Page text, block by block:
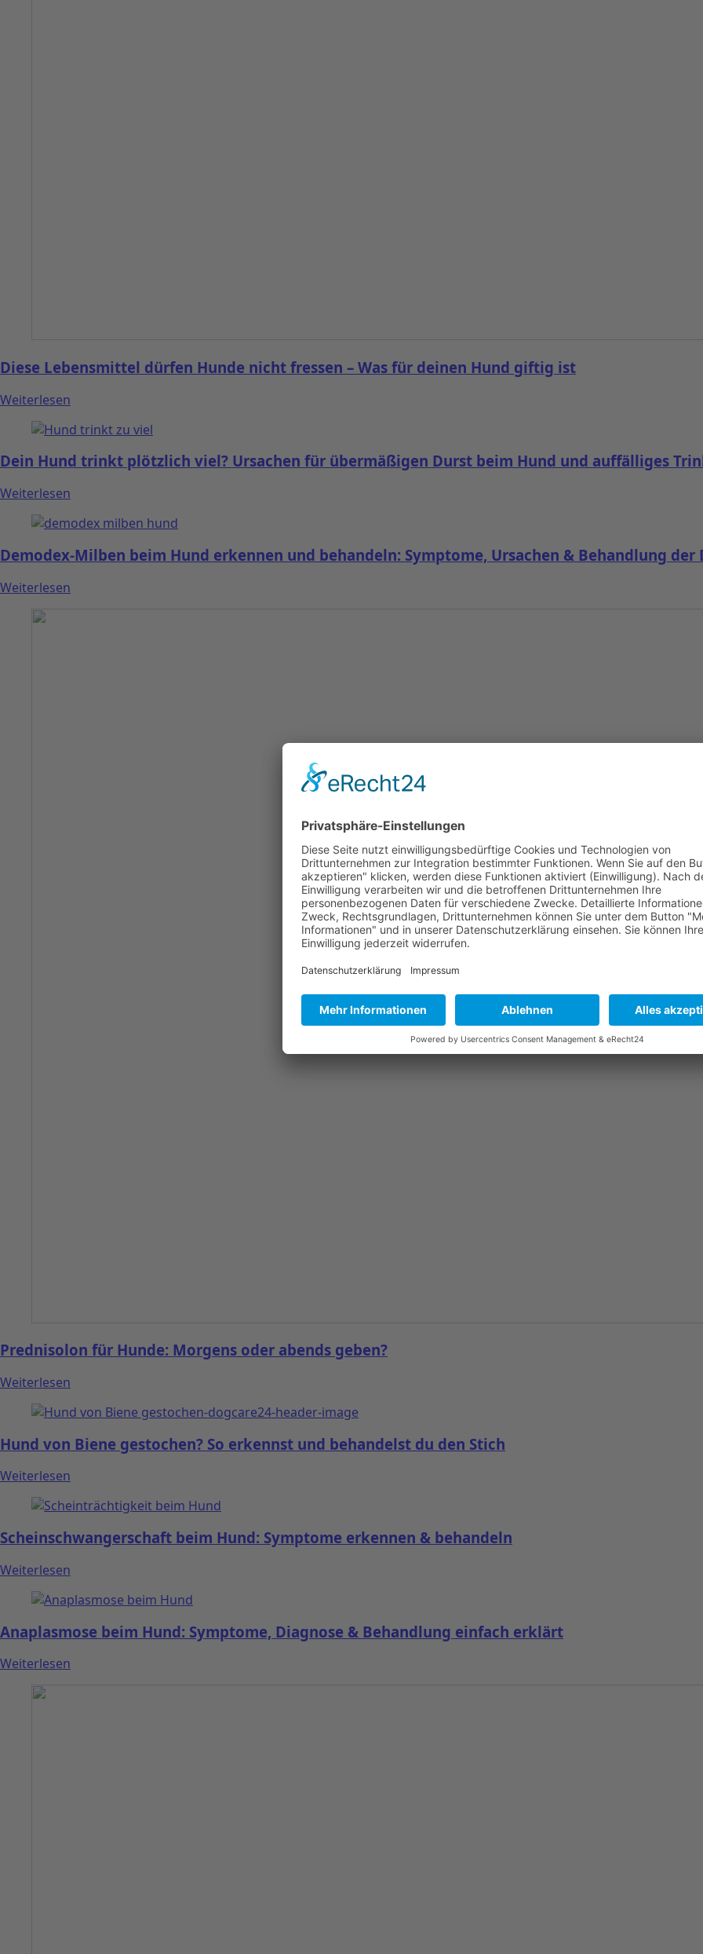
Diese Lebensmittel dürfen Hunde nicht fressen – Was für deinen Hund giftig ist
Weiterlesen
Dein Hund trinkt plötzlich viel? Ursachen für übermäßigen Durst beim Hund und auffälliges
Weiterlesen
Demodex-Milben beim Hund erkennen und behandeln: Symptome, Ursachen & Behandlung der
Weiterlesen
Prednisolon für Hunde: Morgens oder abends geben?
Weiterlesen
Hund von Biene gestochen? So erkennst und behandelst du den Stich
Weiterlesen
Scheinschwangerschaft beim Hund: Symptome erkennen & behandeln
Weiterlesen
Anaplasmose beim Hund: Symptome, Diagnose & Behandlung einfach erklärt
Weiterlesen